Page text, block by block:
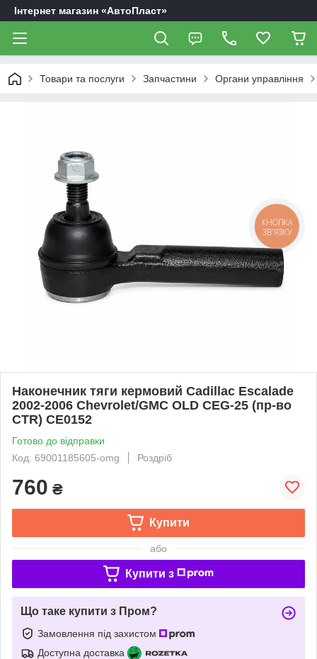
Інтернет магазин «АвтоПласт»
Товари та послуги Запчастини Органи управління
Наконечник тяги кермовий Cadillac Escalade
2002-2006 Chevrolet/GMC OLD CEG-25 (пр-во
CTR) CE0152
Готово до відправки
Код: 69001185605-omg
Роздріб
760 ₴
Купити
або
Купити з
Що таке купити з Пром?
Замовлення під захистом
Доступна доставка
КНОПКА
ЗВ'ЯЗКУ